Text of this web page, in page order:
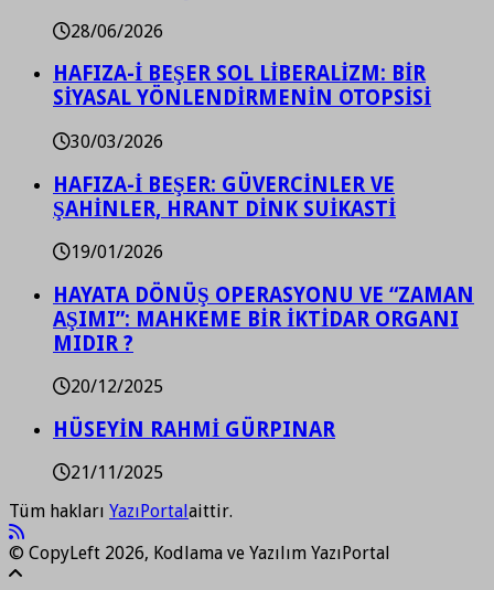
28/06/2026
HAFIZA-İ BEŞER SOL LİBERALİZM: BİR
SİYASAL YÖNLENDİRMENİN OTOPSİSİ
30/03/2026
HAFIZA-İ BEŞER: GÜVERCİNLER VE
ŞAHİNLER, HRANT DİNK SUİKASTİ
19/01/2026
HAYATA DÖNÜŞ OPERASYONU VE “ZAMAN
AŞIMI”: MAHKEME BİR İKTİDAR ORGANI
MIDIR ?
20/12/2025
HÜSEYİN RAHMİ GÜRPINAR
21/11/2025
Tüm hakları YazıPortal aittir.
© CopyLeft 2026, Kodlama ve Yazılım YazıPortal